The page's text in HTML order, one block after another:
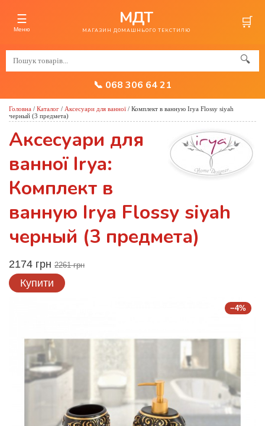
☰
Меню
МДТ
МАГАЗИН ДОМАШНЬОГО ТЕКСТИЛЮ 🛒
🔍
📞 068 306 64 21
Головна / Каталог / Аксесуари для ванної / Комплект в ванную Irya Flossy siyah
черный (3 предмета)
Аксесуари для
ванної Irya:
Комплект в
ванную Irya Flossy siyah
черный (3 предмета)
2174 грн 2261 грн
Купити
−4%